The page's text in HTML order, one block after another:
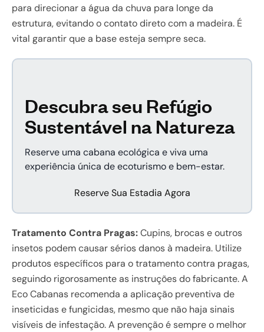
para direcionar a água da chuva para longe da
estrutura, evitando o contato direto com a madeira. É
vital garantir que a base esteja sempre seca.
Descubra seu Refúgio
Sustentável na Natureza
Reserve uma cabana ecológica e viva uma
experiência única de ecoturismo e bem-estar.
Reserve Sua Estadia Agora
Tratamento Contra Pragas:Cupins, brocas e outros
insetos podem causar sérios danos à madeira. Utilize
produtos específicos para o tratamento contra pragas,
seguindo rigorosamente as instruções do fabricante. A
Eco Cabanas recomenda a aplicação preventiva de
inseticidas e fungicidas, mesmo que não haja sinais
visíveis de infestação. A prevenção é sempre o melhor